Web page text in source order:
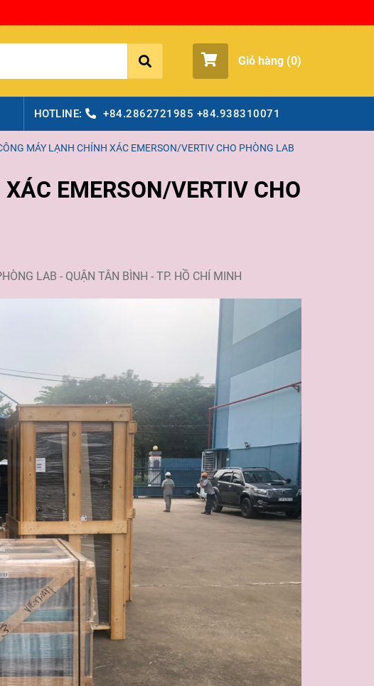
Giỏ hàng (0)
HOTLINE: +84.2862721985 +84.938310071
MÁY LẠNH CHÍNH XÁC EMERSON/VERTIV CHO PHÒNG LAB
EMERSON/VERTIV CHO
LAB - QUẬN TÂN BÌNH - TP. HỒ CHÍ MINH